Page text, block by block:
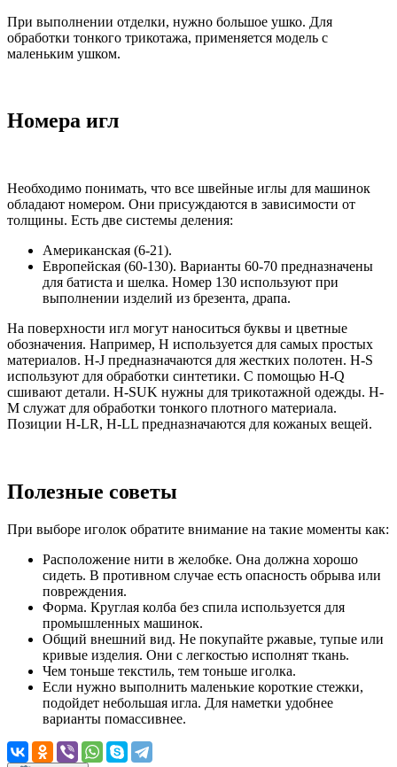
При выполнении отделки, нужно большое ушко. Для
обработки тонкого трикотажа, применяется модель с
маленьким ушком.
Номера игл
Необходимо понимать, что все швейные иглы для машинок
обладают номером. Они присуждаются в зависимости от
толщины. Есть две системы деления:
Американская (6-21).
Европейская (60-130). Варианты 60-70 предназначены
для батиста и шелка. Номер 130 используют при
выполнении изделий из брезента, драпа.
На поверхности игл могут наноситься буквы и цветные
обозначения. Например, H используется для самых простых
материалов. H-J предназначаются для жестких полотен. H-S
используют для обработки синтетики. С помощью H-Q
сшивают детали. H-SUK нужны для трикотажной одежды. H-
M служат для обработки тонкого плотного материала.
Позиции H-LR, H-LL предназначаются для кожаных вещей.
Полезные советы
При выборе иголок обратите внимание на такие моменты как:
Расположение нити в желобке. Она должна хорошо
сидеть. В противном случае есть опасность обрыва или
повреждения.
Форма. Круглая колба без спила используется для
промышленных машинок.
Общий внешний вид. Не покупайте ржавые, тупые или
кривые изделия. Они с легкостью исполнят ткань.
Чем тоньше текстиль, тем тоньше иголка.
Если нужно выполнить маленькие короткие стежки,
подойдет небольшая игла. Для наметки удобнее
варианты помассивнее.